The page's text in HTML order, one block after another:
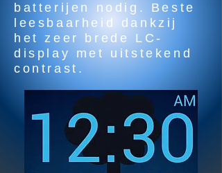
batterijen nodig. Beste
leesbaarheid dankzij
het zeer brede LC-
display met uitstekend
contrast.